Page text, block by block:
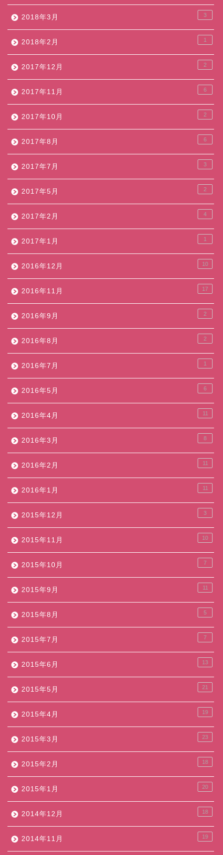
2018年3月 3
2018年2月 1
2017年12月 2
2017年11月 6
2017年10月 2
2017年8月 6
2017年7月 3
2017年5月 2
2017年2月 4
2017年1月 1
2016年12月 10
2016年11月 17
2016年9月 2
2016年8月 2
2016年7月 1
2016年5月 6
2016年4月 11
2016年3月 8
2016年2月 11
2016年1月 11
2015年12月 3
2015年11月 10
2015年10月 7
2015年9月 11
2015年8月 5
2015年7月 7
2015年6月 13
2015年5月 21
2015年4月 19
2015年3月 23
2015年2月 18
2015年1月 20
2014年12月 18
2014年11月 19